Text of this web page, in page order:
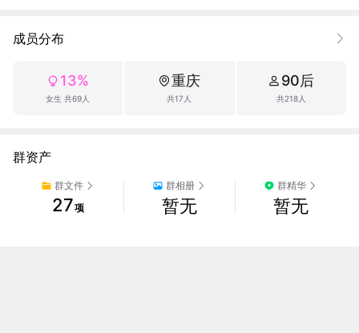
成员分布
13%
女生 共69人
重庆
共17人
90后
共218人
群资产
群文件
27项
群相册
暂无
群精华
暂无